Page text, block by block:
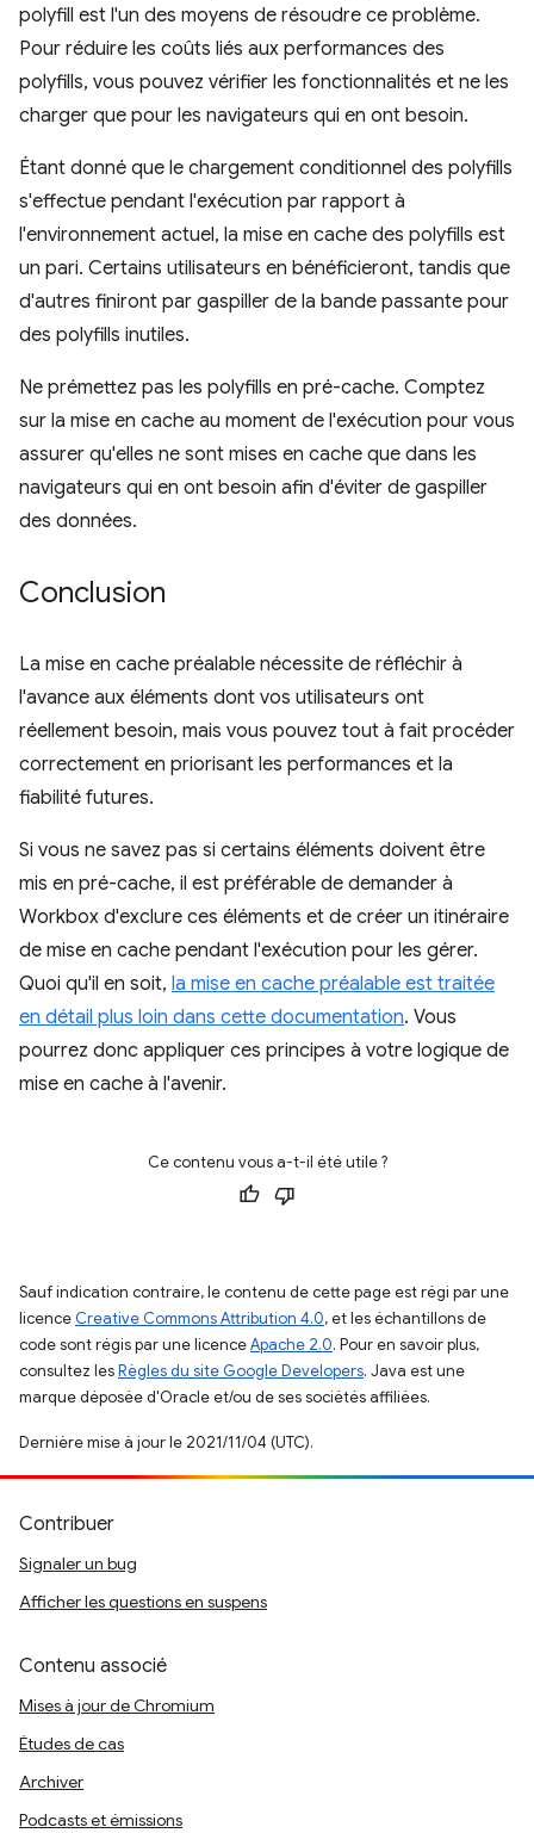
polyfill est l'un des moyens de résoudre ce problème.
Pour réduire les coûts liés aux performances des
polyfills, vous pouvez vérifier les fonctionnalités et ne les
charger que pour les navigateurs qui en ont besoin.
Étant donné que le chargement conditionnel des polyfills
s'effectue pendant l'exécution par rapport à
l'environnement actuel, la mise en cache des polyfills est
un pari. Certains utilisateurs en bénéficieront, tandis que
d'autres finiront par gaspiller de la bande passante pour
des polyfills inutiles.
Ne prémettez pas les polyfills en pré-cache. Comptez
sur la mise en cache au moment de l'exécution pour vous
assurer qu'elles ne sont mises en cache que dans les
navigateurs qui en ont besoin afin d'éviter de gaspiller
des données.
Conclusion
La mise en cache préalable nécessite de réfléchir à
l'avance aux éléments dont vos utilisateurs ont
réellement besoin, mais vous pouvez tout à fait procéder
correctement en priorisant les performances et la
fiabilité futures.
Si vous ne savez pas si certains éléments doivent être
mis en pré-cache, il est préférable de demander à
Workbox d'exclure ces éléments et de créer un itinéraire
de mise en cache pendant l'exécution pour les gérer.
Quoi qu'il en soit, la mise en cache préalable est traitée
en détail plus loin dans cette documentation. Vous
pourrez donc appliquer ces principes à votre logique de
mise en cache à l'avenir.
Ce contenu vous a-t-il été utile ?
Sauf indication contraire, le contenu de cette page est régi par une
licence Creative Commons Attribution 4.0, et les échantillons de
code sont régis par une licenceApache 2.0. Pour en savoir plus,
consultez lesRègles du site Google Developers. Java est une
marque déposée d'Oracle et/ou de ses sociétés affiliées.
Dernière mise à jour le 2021/11/04 (UTC).
Contribuer
Signaler un bug
Afficher les questions en suspens
Contenu associé
Mises à jour de Chromium
Études de cas
Archiver
Podcasts et émissions